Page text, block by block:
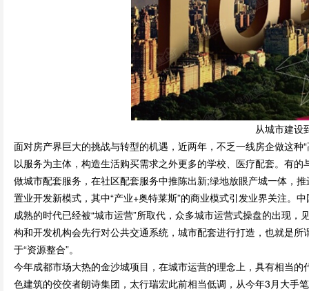
从城市建设
面对房产界巨大的挑战与转型的机遇，近两年，不乏一线房企做这
以服务为主体，构造生活购买需求之外更多的学校、医疗配套。有
做城市配套服务，在社区配套服务中推陈出新;绿地放眼产城一体，
置业开发新模式，其中“产业+奥特莱斯”的商业模式引发业界关注。
成熟的时代已经被“城市运营”所取代，众多城市运营式操盘的出现
构和开发机构会先行对公共交通系统，城市配套进行打造，也就是
于“资源整合”。
今年成都市场大热的金沙城项目，在城市运营的理念上，具有相当
色建筑的佼佼者朗诗集团，太行瑞宏此前相当低调，从今年3月大手